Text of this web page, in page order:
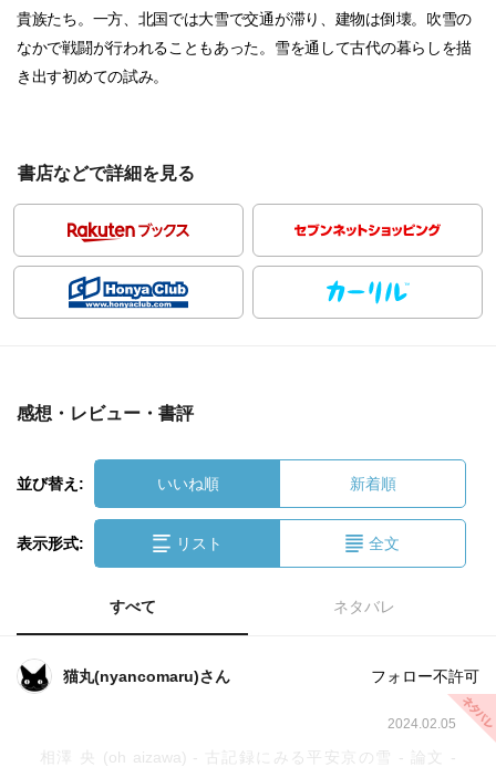
貴族たち。一方、北国では大雪で交通が滞り、建物は倒壊。吹雪の
なかで戦闘が行われることもあった。雪を通して古代の暮らしを描
き出す初めての試み。
書店などで詳細を見る
感想・レビュー・書評
並び替え: いいね順 新着順
表示形式: リスト 全文
すべて ネタバレ
猫丸(nyancomaru)さん フォロー不許可
2024.02.05
相澤 央 (oh aizawa) - 古記録にみる平安京の雪 - 論文 -